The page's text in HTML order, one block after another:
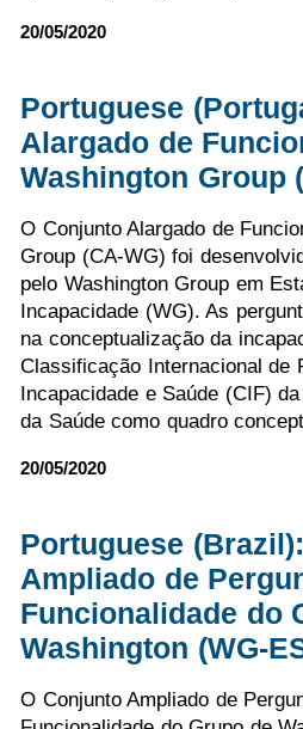
20/05/2020
Portuguese
Alargado de
Washington Group
O Conjunto Alargado de
Group (CA-WG) foi
pelo Washington Group em
Incapacidade (WG). As
na conceptualização da
Classificação Internacional de
Incapacidade e Saúde (CIF)
da Saúde como quadro
20/05/2020
Portuguese
Ampliado de
Funcionalidade do
Washington (WG-
O Conjunto Ampliado de